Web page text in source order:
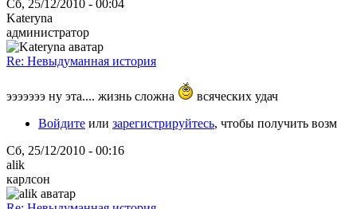
Сб, 25/12/2010 - 00:04
Kateryna
администратор
Re: Невыдуманная история
эээээээ ну эта.... жизнь сложна
всяческих удач
Войдите или зарегистрируйтесь, чтобы получить
Сб, 25/12/2010 - 00:16
alik
карлсон